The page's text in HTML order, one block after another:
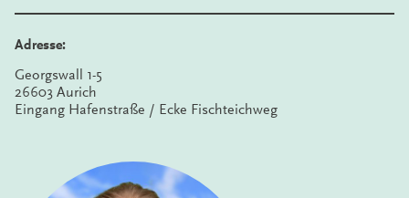
Adresse:
Georgswall 1-5
26603 Aurich
Eingang Hafenstraße / Ecke Fischteichweg